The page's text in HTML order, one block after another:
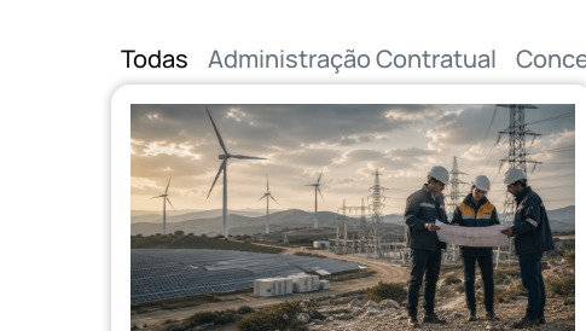
Administração Contratual
Todas